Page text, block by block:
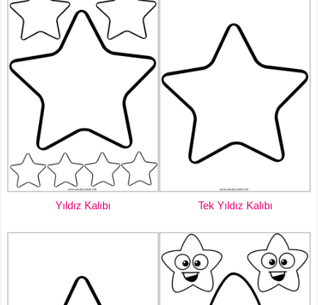
Yıldız Kalıbı Tek Yıldız Kalıbı